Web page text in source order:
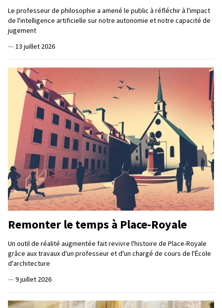
Le professeur de philosophie a amené le public à réfléchir à l'impact
de l'intelligence artificielle sur notre autonomie et notre capacité de
jugement
— 13 juillet 2026
Remonter le temps à Place-Royale
Un outil de réalité augmentée fait revivre l'histoire de Place-Royale
grâce aux travaux d'un professeur et d'un chargé de cours de l'École
d'architecture
— 9 juillet 2026